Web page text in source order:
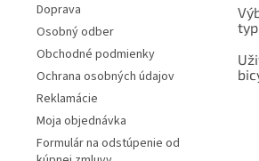
Doprava
Osobný odber
Obchodné podmienky
Ochrana osobných údajov
Reklamácie
Moja objednávka
Formulár na odstúpenie od